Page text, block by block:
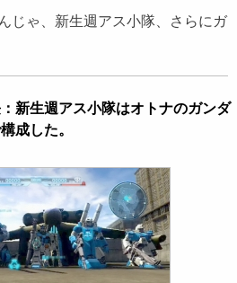
じゃ、新生週アス小隊、さらにガ
新生週アス小隊はオトナのガンダ
成した。